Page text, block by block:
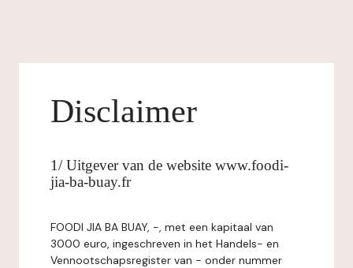
Disclaimer
1/ Uitgever van de website www.foodi-
jia-ba-buay.fr
FOODI JIA BA BUAY, -, met een kapitaal van
3000 euro, ingeschreven in het Handels- en
Vennootschapsregister van - onder nummer